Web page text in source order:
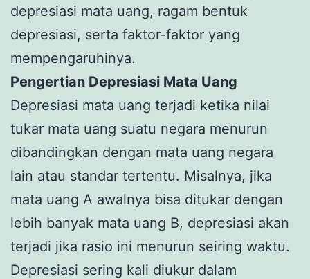
depresiasi mata uang, ragam bentuk
depresiasi, serta faktor-faktor yang
mempengaruhinya.
Pengertian Depresiasi Mata Uang
Depresiasi mata uang terjadi ketika nilai
tukar mata uang suatu negara menurun
dibandingkan dengan mata uang negara
lain atau standar tertentu. Misalnya, jika
mata uang A awalnya bisa ditukar dengan
lebih banyak mata uang B, depresiasi akan
terjadi jika rasio ini menurun seiring waktu.
Depresiasi sering kali diukur dalam